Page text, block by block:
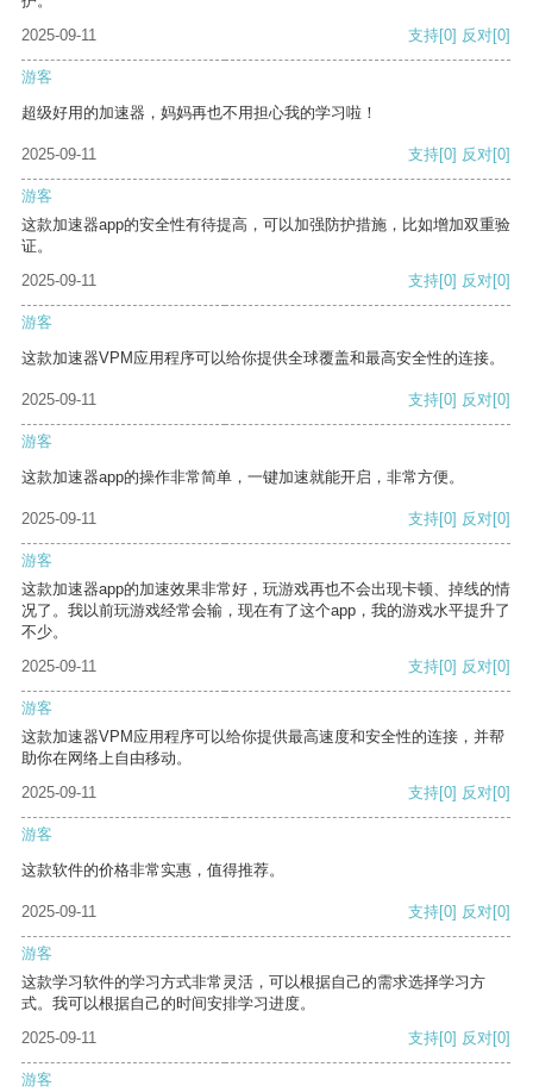
2025-09-11
支持[0] 反对[0]
游客
超级好用的加速器，妈妈再也不用担心我的学习啦！
2025-09-11 支持[0] 反对[0]
游客
这款加速器app的安全性有待提高，可以加强防护措施，比如增加双重验
证。
2025-09-11
支持[0] 反对[0]
游客
这款加速器VPM应用程序可以给你提供全球覆盖和最高安全性的连接。
2025-09-11 支持[0] 反对[0]
游客
这款加速器app的操作非常简单，一键加速就能开启，非常方便。
2025-09-11 支持[0] 反对[0]
游客
这款加速器app的加速效果非常好，玩游戏再也不会出现卡顿、掉线的情
况了。我以前玩游戏经常会输，现在有了这个app，我的游戏水平提升了
不少。
2025-09-11
支持[0] 反对[0]
游客
这款加速器VPM应用程序可以给你提供最高速度和安全性的连接，并帮
助你在网络上自由移动。
2025-09-11
支持[0] 反对[0]
游客
这款软件的价格非常实惠，值得推荐。
2025-09-11 支持[0] 反对[0]
游客
这款学习软件的学习方式非常灵活，可以根据自己的需求选择学习方
式。我可以根据自己的时间安排学习进度。
2025-09-11
支持[0] 反对[0]
游客